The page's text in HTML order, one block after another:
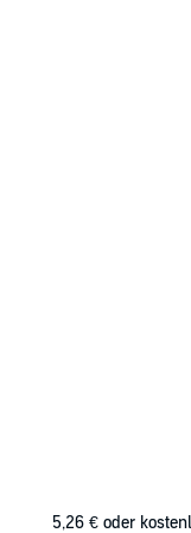
touch. Part of
5,26 € oder